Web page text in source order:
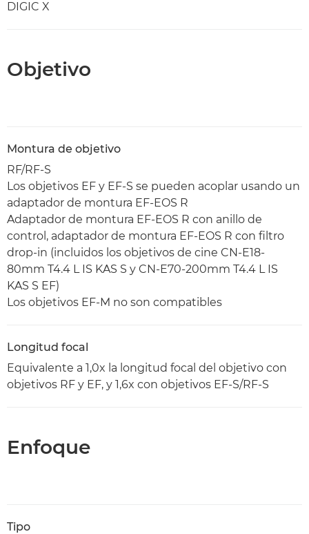
DIGIC X
Objetivo
Montura de objetivo
RF/RF-S
Los objetivos EF y EF-S se pueden acoplar usando un
adaptador de montura EF-EOS R
Adaptador de montura EF-EOS R con anillo de
control, adaptador de montura EF-EOS R con filtro
drop-in (incluidos los objetivos de cine CN-E18-
80mm T4.4 L IS KAS S y CN-E70-200mm T4.4 L IS
KAS S EF)
Los objetivos EF-M no son compatibles
Longitud focal
Equivalente a 1,0x la longitud focal del objetivo con
objetivos RF y EF, y 1,6x con objetivos EF-S/RF-S
Enfoque
Tipo